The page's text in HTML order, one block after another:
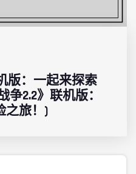
版：一起来探索
2.2》联机版：
之旅！)